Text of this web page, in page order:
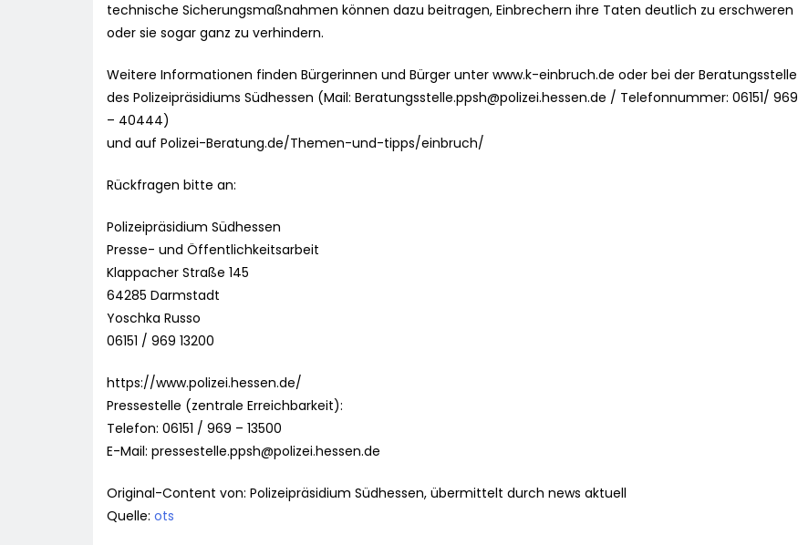
technische Sicherungsmaßnahmen können dazu beitragen, Einbrechern ihre Taten deutlich zu erschweren
oder sie sogar ganz zu verhindern.
Weitere Informationen finden Bürgerinnen und Bürger unter www.k-einbruch.de oder bei der Beratungsstelle
des Polizeipräsidiums Südhessen (Mail: Beratungsstelle.ppsh@polizei.hessen.de / Telefonnummer: 06151/ 969
– 40444)
und auf Polizei-Beratung.de/Themen-und-tipps/einbruch/
Rückfragen bitte an:
Polizeipräsidium Südhessen
Presse- und Öffentlichkeitsarbeit
Klappacher Straße 145
64285 Darmstadt
Yoschka Russo
06151 / 969 13200
https://www.polizei.hessen.de/
Pressestelle (zentrale Erreichbarkeit):
Telefon: 06151 / 969 – 13500
E-Mail: pressestelle.ppsh@polizei.hessen.de
Original-Content von: Polizeipräsidium Südhessen, übermittelt durch news aktuell
Quelle: ots